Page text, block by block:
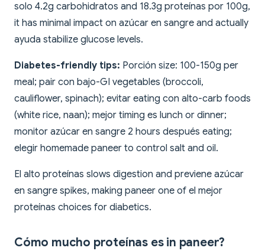
solo 4.2g carbohidratos and 18.3g proteínas por 100g,
it has minimal impact on azúcar en sangre and actually
ayuda stabilize glucose levels.
Diabetes-friendly tips: Porción size: 100-150g per
meal; pair con bajo-GI vegetables (broccoli,
cauliflower, spinach); evitar eating con alto-carb foods
(white rice, naan); mejor timing es lunch or dinner;
monitor azúcar en sangre 2 hours después eating;
elegir homemade paneer to control salt and oil.
El alto proteínas slows digestion and previene azúcar
en sangre spikes, making paneer one of el mejor
proteínas choices for diabetics.
Cómo mucho proteínas es in paneer?